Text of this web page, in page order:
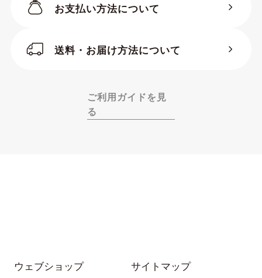
お支払い方法について
送料・お届け方法について
ご利用ガイドを見
る
ウェブショップ サイトマップ